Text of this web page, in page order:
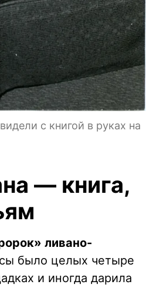
с книгой в руках на
— книга,
ливано-
было целых четыре
и иногда дарила